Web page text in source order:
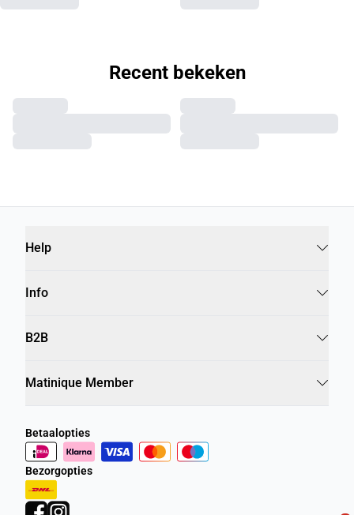
Recent bekeken
Help
Info
B2B
Matinique Member
Betaalopties
Bezorgopties